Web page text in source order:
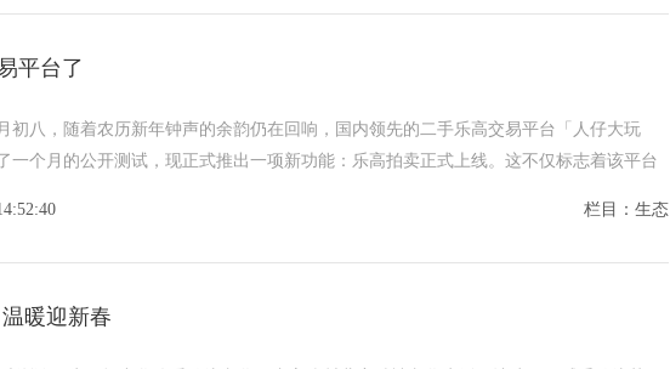
平台了
初八，随着农历新年钟声的余韵仍在回响，国内领先的二手乐高交易平台「人仔大玩
一个月的公开测试，现正式推出一项新功能：乐高拍卖正式上线。这不仅标志着该平台
栏目：生态
暖迎新春